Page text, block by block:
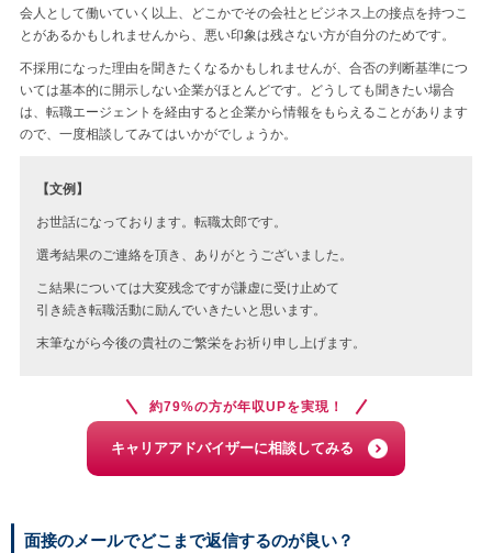
会人として働いていく以上、どこかでその会社とビジネス上の接点を持つこ
とがあるかもしれませんから、悪い印象は残さない方が自分のためです。
不採用になった理由を聞きたくなるかもしれませんが、合否の判断基準につ
いては基本的に開示しない企業がほとんどです。どうしても聞きたい場合
は、転職エージェントを経由すると企業から情報をもらえることがあります
ので、一度相談してみてはいかがでしょうか。
【文例】
お世話になっております。転職太郎です。
選考結果のご連絡を頂き、ありがとうございました。
こ結果については大変残念ですが謙虚に受け止めて
引き続き転職活動に励んでいきたいと思います。
末筆ながら今後の貴社のご繁栄をお祈り申し上げます。
約79%の方が年収UPを実現！
キャリアアドバイザーに相談してみる
面接のメールでどこまで返信するのが良い？